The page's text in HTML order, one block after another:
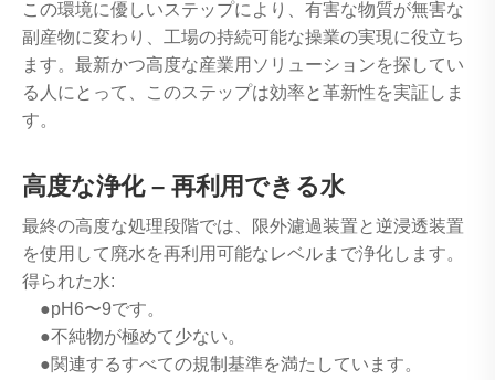
この環境に優しいステップにより、有害な物質が無害な
副産物に変わり、工場の持続可能な操業の実現に役立ち
ます。最新かつ高度な産業用ソリューションを探してい
る人にとって、このステップは効率と革新性を実証しま
す。
高度な浄化 – 再利用できる水
最終の高度な処理段階では、限外濾過装置と逆浸透装置
を使用して廃水を再利用可能なレベルまで浄化します。
得られた水:
●pH6〜9です。
●不純物が極めて少ない。
●関連するすべての規制基準を満たしています。